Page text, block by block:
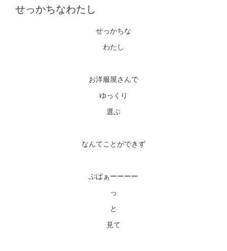
せっかちなわたし
せっかちな
わたし
お洋服屋さんで
ゆっくり
選ぶ
なんてことができず
ぶばぁーーーー
っ
と
見て